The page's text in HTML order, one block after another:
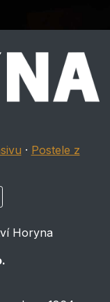
· Postele z
Horyna